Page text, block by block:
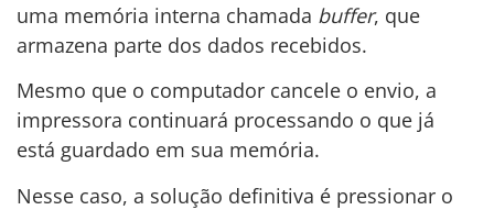
uma memória interna chamada buffer, que
armazena parte dos dados recebidos.
Mesmo que o computador cancele o envio, a
impressora continuará processando o que já
está guardado em sua memória.
Nesse caso, a solução definitiva é pressionar o